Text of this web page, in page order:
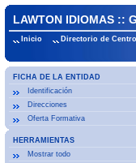
LAWTON IDIOMAS ::
Inicio Directorio de
FICHA DE LA ENTIDAD
Identificación
Direcciones
Oferta Formativa
HERRAMIENTAS
Mostrar todo